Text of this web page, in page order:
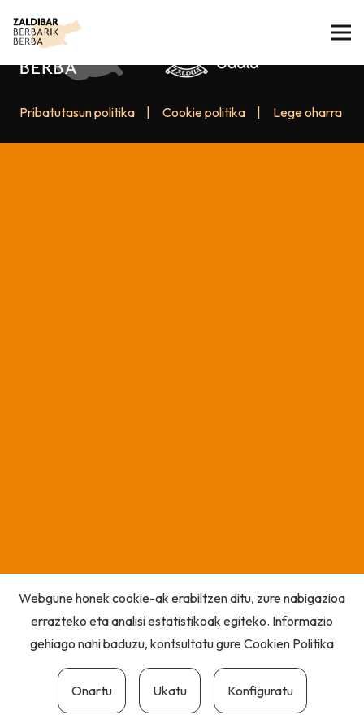
Pribatutasun politika Cookie politika Lege oharra
Webgune honek cookie-ak erabiltzen ditu, zure nabigazioa
errazteko eta analisi estatistikoak egiteko. Informazio
gehiago nahi baduzu, kontsultatu gureCookien Politika
Onartu Ukatu Konfiguratu